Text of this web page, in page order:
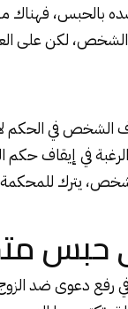
بالحبس، فهناك
الشخص، لكن على
الشخص في الحكم
الرغبة في إيقاف
يترك
حبس
رفع دعوى ضد